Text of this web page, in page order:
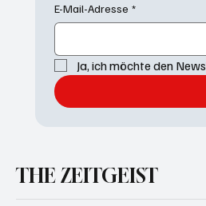
E-Mail-Adresse *
Ja, ich möchte den
THE ZEITGEIST